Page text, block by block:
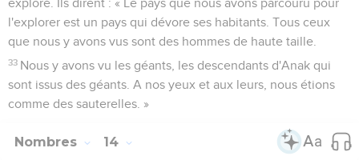
exploré. Ils dirent : « Le pays que nous avons parcouru pour
l'explorer est un pays qui dévore ses habitants. Tous ceux
que nous y avons vus sont des hommes de haute taille.
33 Nous y avons vu les géants, les descendants d'Anak qui
sont issus des géants. A nos yeux et aux leurs, nous étions
comme des sauterelles. »
Nombres 14